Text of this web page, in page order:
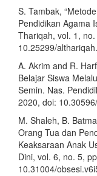
S. Tambak,
Pendidikan Agama
Thariqah, vol. 1,
10.25299/
A. Akrim and R.
Belajar Siswa
Semin. Nas.
2020, doi:
M. Shaleh, B.
Orang Tua dan
Keaksaraan Anak
Dini, vol. 6, no. 5,
10.31004/